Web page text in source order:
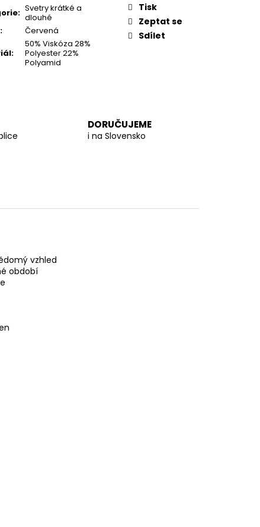
: Svetry krátké a
dlouhé
:
Červená
:
50% Viskóza 28%
Polyester 22%
Polyamid
Tisk
Zeptat se
Sdílet
DORUČUJEME
i na Slovensko
vzhled
období